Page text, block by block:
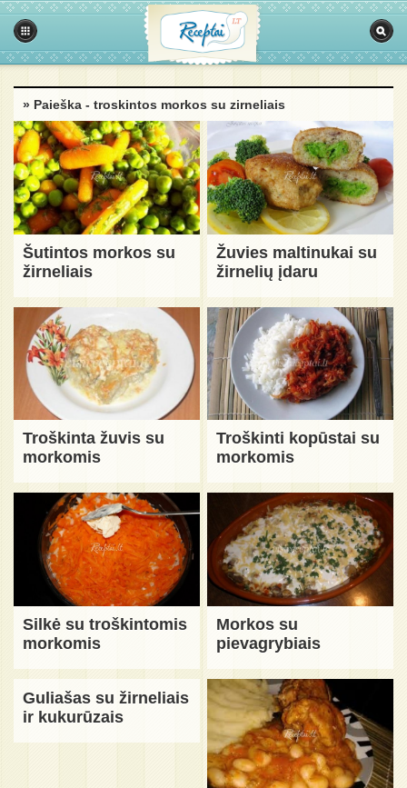
» Paieška - troskintos morkos su zirneliais
Šutintos morkos su
žirneliais
Žuvies maltinukai su
žirnelių įdaru
Troškinta žuvis su
morkomis
Troškinti kopūstai su
morkomis
Silkė su troškintomis
morkomis
Morkos su
pievagrybiais
Guliašas su žirneliais
ir kukurūzais